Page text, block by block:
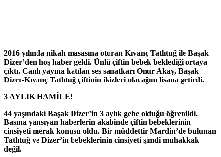
2016 yılında nikah masasına oturan Kıvanç Tatlıtuğ ile Başak
Dizer’den hoş haber geldi. Ünlü çiftin bebek beklediği ortaya
çıktı. Canlı yayına katılan ses sanatkarı Onur Akay, Başak
Dizer-Kıvanç Tatlıtuğ çiftinin ikizleri olacağını lisana getirdi.
3 AYLIK HAMİLE!
44 yaşındaki Başak Dizer’in 3 aylık gebe olduğu öğrenildi.
Basına yansıyan haberlerin akabinde çiftin bebeklerinin
cinsiyeti merak konusu oldu. Bir müddettir Mardin’de bulunan
Tatlıtuğ ve Dizer’in bebeklerinin cinsiyeti şimdi muhakkak
değil.